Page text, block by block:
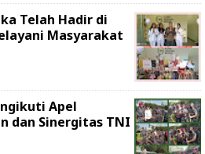
Telah Hadir di
Masyarakat
Apel
dan Sinergitas TNI